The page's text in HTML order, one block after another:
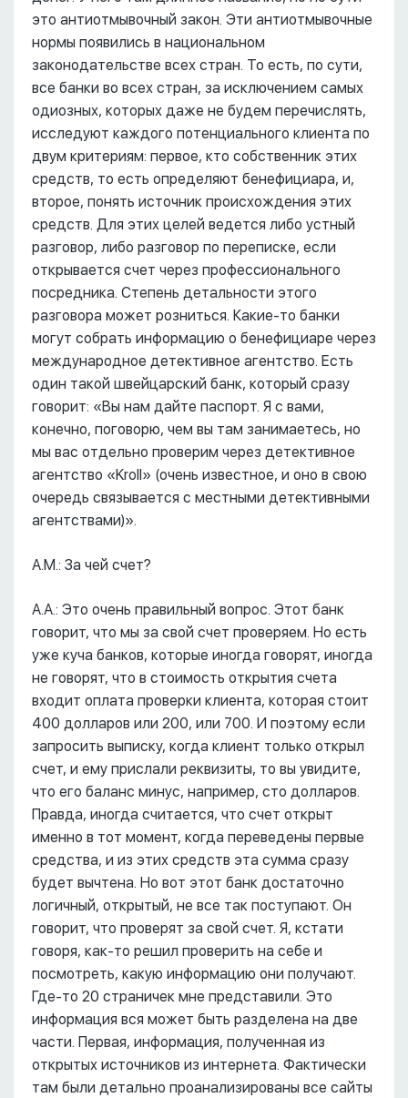
это антиотмывочный закон. Эти антиотмывочные
нормы появились в национальном
законодательстве всех стран. То есть, по сути,
все банки во всех стран, за исключением самых
одиозных, которых даже не будем перечислять,
исследуют каждого потенциального клиента по
двум критериям: первое, кто собственник этих
средств, то есть определяют бенефициара, и,
второе, понять источник происхождения этих
средств. Для этих целей ведется либо устный
разговор, либо разговор по переписке, если
открывается счет через профессионального
посредника. Степень детальности этого
разговора может розниться. Какие-то банки
могут собрать информацию о бенефициаре через
международное детективное агентство. Есть
один такой швейцарский банк, который сразу
говорит: «Вы нам дайте паспорт. Я с вами,
конечно, поговорю, чем вы там занимаетесь, но
мы вас отдельно проверим через детективное
агентство «Kroll» (очень известное, и оно в свою
очередь связывается с местными детективными
агентствами)».
А.М.: За чей счет?
А.А.: Это очень правильный вопрос. Этот банк
говорит, что мы за свой счет проверяем. Но есть
уже куча банков, которые иногда говорят, иногда
не говорят, что в стоимость открытия счета
входит оплата проверки клиента, которая стоит
400 долларов или 200, или 700. И поэтому если
запросить выписку, когда клиент только открыл
счет, и ему прислали реквизиты, то вы увидите,
что его баланс минус, например, сто долларов.
Правда, иногда считается, что счет открыт
именно в тот момент, когда переведены первые
средства, и из этих средств эта сумма сразу
будет вычтена. Но вот этот банк достаточно
логичный, открытый, не все так поступают. Он
говорит, что проверят за свой счет. Я, кстати
говоря, как-то решил проверить на себе и
посмотреть, какую информацию они получают.
Где-то 20 страничек мне представили. Это
информация вся может быть разделена на две
части. Первая, информация, полученная из
открытых источников из интернета. Фактически
там были детально проанализированы все сайты